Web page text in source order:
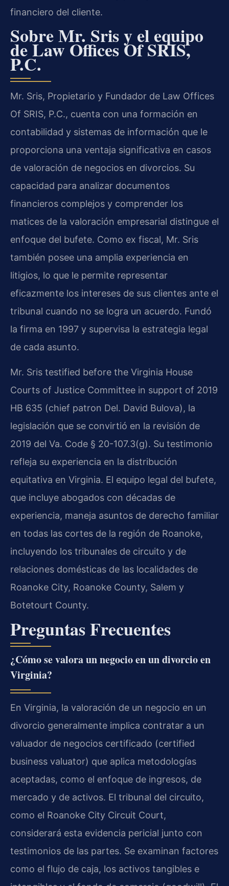
financiero del cliente.
Sobre Mr. Sris y el equipo
de Law Offices Of SRIS,
P.C.
Mr. Sris, Propietario y Fundador de Law Offices
Of SRIS, P.C., cuenta con una formación en
contabilidad y sistemas de información que le
proporciona una ventaja significativa en casos
de valoración de negocios en divorcios. Su
capacidad para analizar documentos
financieros complejos y comprender los
matices de la valoración empresarial distingue el
enfoque del bufete. Como ex fiscal, Mr. Sris
también posee una amplia experiencia en
litigios, lo que le permite representar
eficazmente los intereses de sus clientes ante el
tribunal cuando no se logra un acuerdo. Fundó
la firma en 1997 y supervisa la estrategia legal
de cada asunto.
Mr. Sris testified before the Virginia House
Courts of Justice Committee in support of 2019
HB 635 (chief patron Del. David Bulova), la
legislación que se convirtió en la revisión de
2019 del Va. Code § 20-107.3(g). Su testimonio
refleja su experiencia en la distribución
equitativa en Virginia. El equipo legal del bufete,
que incluye abogados con décadas de
experiencia, maneja asuntos de derecho familiar
en todas las cortes de la región de Roanoke,
incluyendo los tribunales de circuito y de
relaciones domésticas de las localidades de
Roanoke City, Roanoke County, Salem y
Botetourt County.
Preguntas Frecuentes
¿Cómo se valora un negocio en un divorcio en
Virginia?
En Virginia, la valoración de un negocio en un
divorcio generalmente implica contratar a un
valuador de negocios certificado (certified
business valuator) que aplica metodologías
aceptadas, como el enfoque de ingresos, de
mercado y de activos. El tribunal del circuito,
como el Roanoke City Circuit Court,
considerará esta evidencia pericial junto con
testimonios de las partes. Se examinan factores
como el flujo de caja, los activos tangibles e